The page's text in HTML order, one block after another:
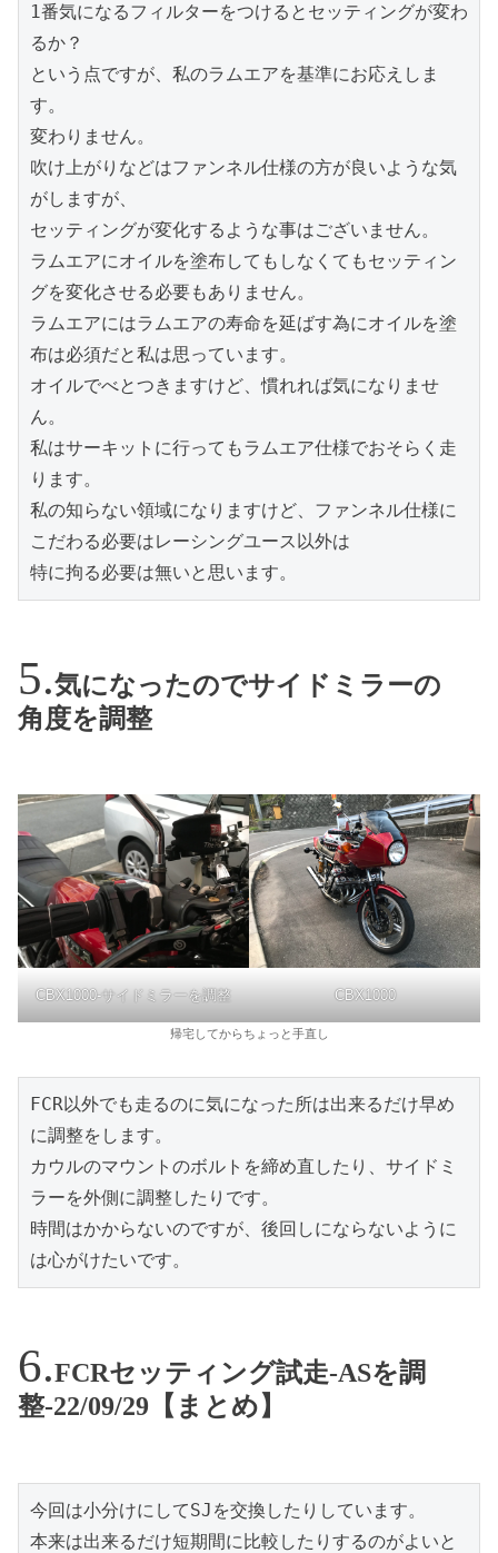
1番気になるフィルターをつけるとセッティングが変わ
るか？
という点ですが、私のラムエアを基準にお応えしま
す。
変わりません。
吹け上がりなどはファンネル仕様の方が良いような気
がしますが、
セッティングが変化するような事はございません。
ラムエアにオイルを塗布してもしなくてもセッティン
グを変化させる必要もありません。
ラムエアにはラムエアの寿命を延ばす為にオイルを塗
布は必須だと私は思っています。
オイルでべとつきますけど、慣れれば気になりませ
ん。
私はサーキットに行ってもラムエア仕様でおそらく走
ります。
私の知らない領域になりますけど、ファンネル仕様に
こだわる必要はレーシングユース以外は
特に拘る必要は無いと思います。
気になったのでサイドミラーの
角度を調整
CBX1000-サイドミラーを調整 CBX1000
帰宅してからちょっと手直し
FCR以外でも走るのに気になった所は出来るだけ早め
に調整をします。
カウルのマウントのボルトを締め直したり、サイドミ
ラーを外側に調整したりです。
時間はかからないのですが、後回しにならないように
は心がけたいです。
FCRセッティング試走-ASを調
整-22/09/29【まとめ】
今回は小分けにしてSJを交換したりしています。
本来は出来るだけ短期間に比較したりするのがよいと